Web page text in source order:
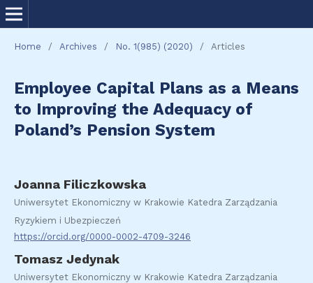
Home / Archives / No. 1(985) (2020) / Articles
Employee Capital Plans as a Means
to Improving the Adequacy of
Poland’s Pension System
Joanna Filiczkowska
Uniwersytet Ekonomiczny w Krakowie Katedra Zarządzania
Ryzykiem i Ubezpieczeń
https://orcid.org/0000-0002-4709-3246
Tomasz Jedynak
Uniwersytet Ekonomiczny w Krakowie Katedra Zarządzania